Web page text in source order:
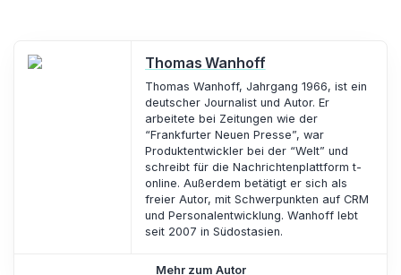
Thomas Wanhoff
Thomas Wanhoff, Jahrgang 1966, ist ein
deutscher Journalist und Autor. Er
arbeitete bei Zeitungen wie der
“Frankfurter Neuen Presse”, war
Produktentwickler bei der “Welt” und
schreibt für die Nachrichtenplattform t-
online. Außerdem betätigt er sich als
freier Autor, mit Schwerpunkten auf CRM
und Personalentwicklung. Wanhoff lebt
seit 2007 in Südostasien.
Mehr zum Autor